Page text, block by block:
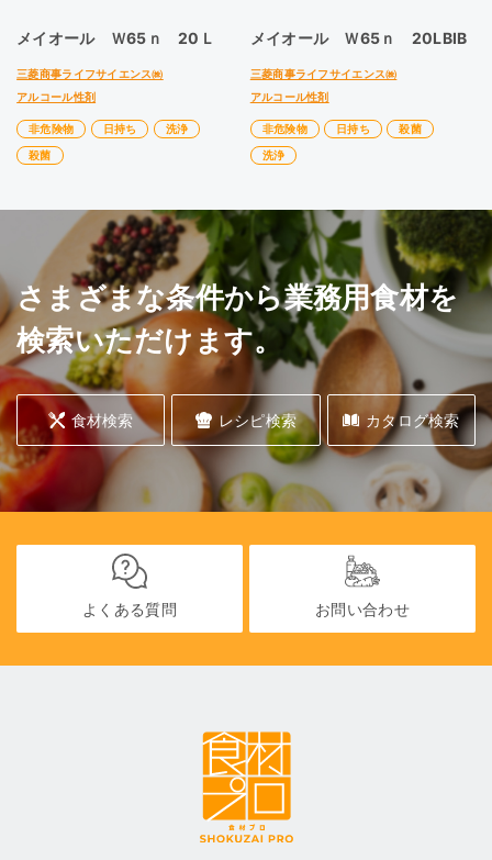
メイオール Ｗ65ｎ 20Ｌ
三菱商事ライフサイエンス㈱
アルコール性剤
非危険物 日持ち
洗浄
殺菌
メイオール Ｗ65ｎ 20LBIB
三菱商事ライフサイエンス㈱
アルコール性剤
非危険物 日持ち
殺菌
洗浄
さまざまな条件から業務用食材を
検索いただけます。
食材検索 レシピ検索 カタログ検索
よくある質問 お問い合わせ